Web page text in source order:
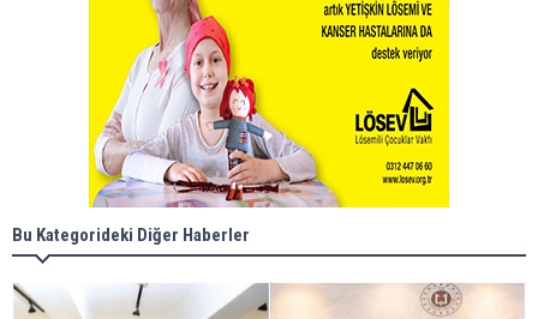
Bu Kategorideki Diğer Haberler